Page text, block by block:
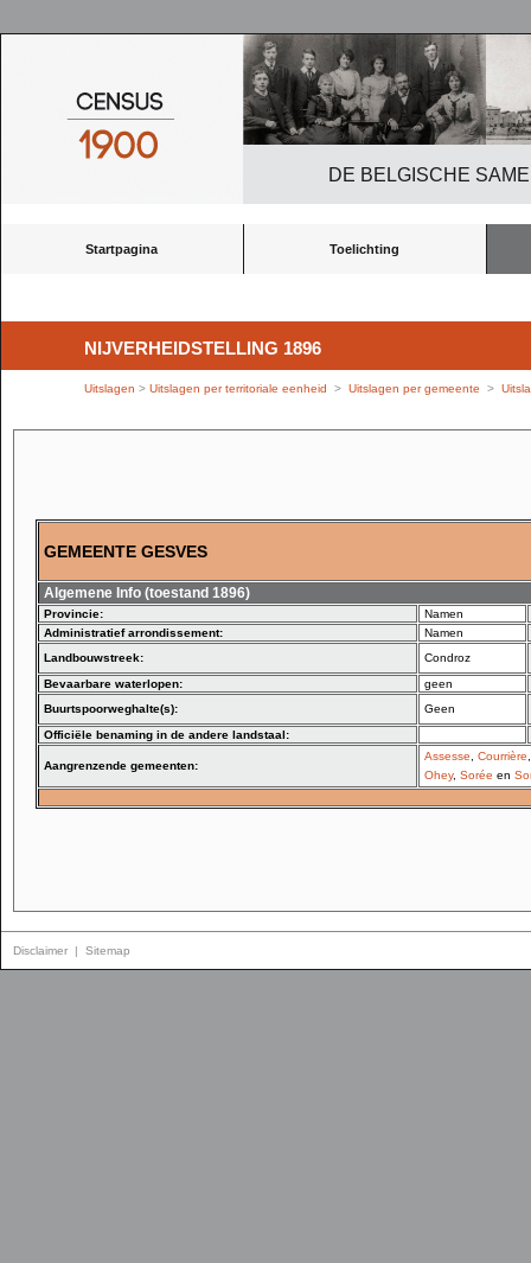
DE BELGISCHE
Startpagina Toelichting
NIJVERHEIDSTELLING 1896
Uitslagen > Uitslagen per territoriale eenheid > Uitslagen per gemeente >
GEMEENTE GESVES
Algemene Info (toestand 1896)
Provincie:
Namen
Administratief arrondissement:
Namen
Landbouwstreek:
Condroz
Bevaarbare waterlopen:
geen
Buurtspoorweghalte(s):
Geen
Officiële benaming in de andere landstaal:
Aangrenzende gemeenten:
Assesse Courrière
Ohey, Sorée en
Disclaimer | Sitemap